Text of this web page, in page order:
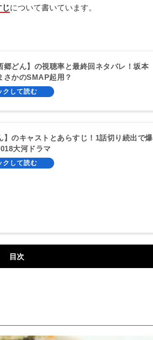
じについて書いています。
郷どん】の視聴率と最終回ネタバレ！坂本
さかのSMAP起用？
】のキャストとあらすじ！1話切り続出で爆
大河ドラマ
目次